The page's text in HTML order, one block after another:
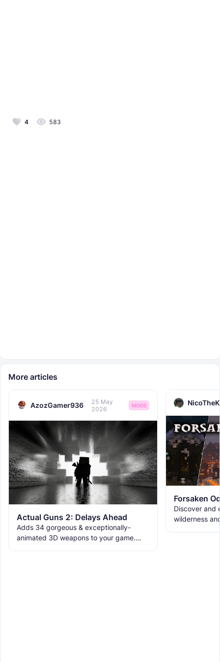
4 583
More articles
AzozGamer936
25 May
2026
MODS
Actual Guns 2: Delays Ahead
Adds 34 gorgeous & exceptionally-
animated 3D weapons to your game.
Forsaken
Discover and
wilderness